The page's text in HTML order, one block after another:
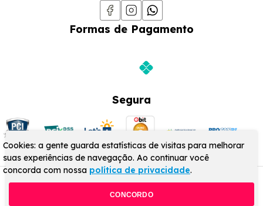
Formas de Pagamento
Segura
Cookies: a gente guarda estatísticas de visitas para melhorar
suas experiências de navegação. Ao continuar você
concorda com nossa política de privacidade.
CONCORDO